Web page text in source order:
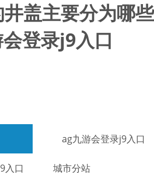
盖主要分为哪些
登录j9入口
ag九游会登录j9入口
入口 城市分站